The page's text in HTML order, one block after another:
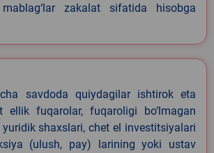
zakalat sifatida hisobga
savdoda quiydagilar ishtirok eta
ellik fuqarolar, fuqaroligi bo‘lmagan
yuridik shaxslari, chet el investitsiyalari
(ulush, pay) larining yoki ustav